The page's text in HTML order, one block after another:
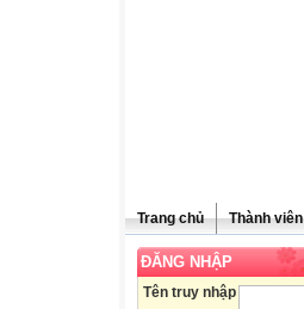
Trang chủ Thành viên
ĐĂNG NHẬP
Tên truy nhập